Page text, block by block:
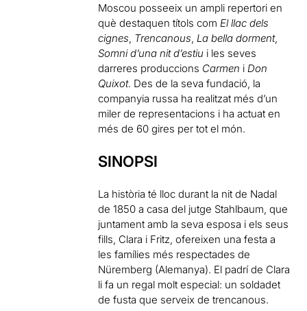
Moscou posseeix un ampli repertori en
què destaquen títols comEl llac dels
cignes, Trencanous,La bella dorment,
Somni d’una nit d’estiu i les seves
darreres produccions Carmen iDon
Quixot. Des de la seva fundació, la
companyia russa ha realitzat més d’un
miler de representacions i ha actuat en
més de 60 gires per tot el món.
SINOPSI
La història té lloc durant la nit de Nadal
de 1850 a casa del jutge Stahlbaum, que
juntament amb la seva esposa i els seus
fills, Clara i Fritz, ofereixen una festa a
les famílies més respectades de
Nüremberg (Alemanya). El padrí de Clara
li fa un regal molt especial: un soldadet
de fusta que serveix de trencanous.